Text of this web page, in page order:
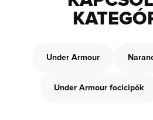
Under Armour
Under Armour focicipők